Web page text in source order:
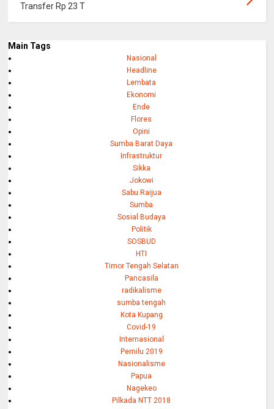
Transfer Rp 23 T
Main Tags
Nasional
Headline
Lembata
Ekonomi
Ende
Flores
Opini
Sumba Barat Daya
Infrastruktur
Sikka
Jokowi
Sabu Raijua
Sumba
Sosial Budaya
Politik
SOSBUD
HTI
Timor Tengah Selatan
Pancasila
radikalisme
sumba tengah
Kota Kupang
Covid-19
Internasional
Pemilu 2019
Nasionalisme
Papua
Nagekeo
Pilkada NTT 2018